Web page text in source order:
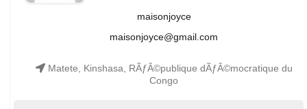
maisonjoyce
maisonjoyce@gmail.com
Matete, Kinshasa, RÃƒÂ©publique dÃƒÂ©mocratique du
Congo